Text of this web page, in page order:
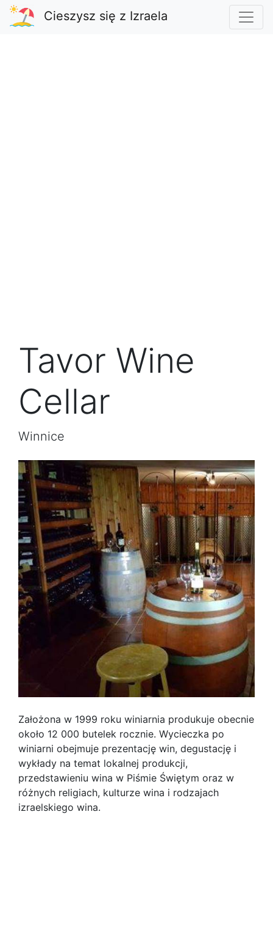
Cieszysz się z Izraela
Tavor Wine
Cellar
Winnice
Założona w 1999 roku winiarnia produkuje obecnie
około 12 000 butelek rocznie. Wycieczka po
winiarni obejmuje prezentację win, degustację i
wykłady na temat lokalnej produkcji,
przedstawieniu wina w Piśmie Świętym oraz w
różnych religiach, kulturze wina i rodzajach
izraelskiego wina.